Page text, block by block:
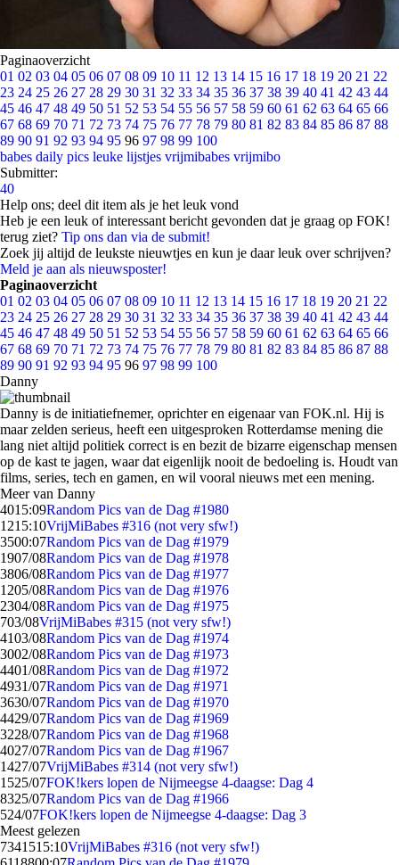
Paginaoverzicht
01 02 03 04 05 06 07 08 09 10 11 12 13 14 15 16 17 18 19 20 21 22
23 24 25 26 27 28 29 30 31 32 33 34 35 36 37 38 39 40 41 42 43 44
45 46 47 48 49 50 51 52 53 54 55 56 57 58 59 60 61 62 63 64 65 66
67 68 69 70 71 72 73 74 75 76 77 78 79 80 81 82 83 84 85 86 87 88
89 90 91 92 93 94 95 96 97 98 99 100
babes daily pics leuke lijstjes vrijmibabes vrijmibo
Submitter:
40
Help ons; deel dit item als je het leuk vond
Heb je een leuk of interessant bericht gevonden dat je graag op FOK!
terug ziet? Tip ons dan via de submit!
Zoek jij altijd de leukste nieuwtjes en kun je daar leuk over schrijven?
Meld je aan als nieuwsposter!
Paginaoverzicht
01 02 03 04 05 06 07 08 09 10 11 12 13 14 15 16 17 18 19 20 21 22
23 24 25 26 27 28 29 30 31 32 33 34 35 36 37 38 39 40 41 42 43 44
45 46 47 48 49 50 51 52 53 54 55 56 57 58 59 60 61 62 63 64 65 66
67 68 69 70 71 72 73 74 75 76 77 78 79 80 81 82 83 84 85 86 87 88
89 90 91 92 93 94 95 96 97 98 99 100
Danny
Danny is de initiatiefnemer, oprichter en eigenaar van FOK.nl. Hij is
maar zelden serieus, heeft een uitgesproken Rotterdamse mening die
lang niet altijd politiek correct is en bezit de bizarre eigenschap mensen
op de kast te jagen, waar dat eigenlijk nooit de bedoeling is. Houdt van
films, series, tech en gamen, en wil vooral nieuws met een mening.
Meer van Danny
4015:09Random Pics van de Dag #1980
1215:10VrijMiBabes #316 (not very sfw!)
3500:07Random Pics van de Dag #1979
1907/08Random Pics van de Dag #1978
3806/08Random Pics van de Dag #1977
1205/08Random Pics van de Dag #1976
2304/08Random Pics van de Dag #1975
703/08VrijMiBabes #315 (not very sfw!)
4103/08Random Pics van de Dag #1974
3002/08Random Pics van de Dag #1973
4401/08Random Pics van de Dag #1972
4931/07Random Pics van de Dag #1971
3630/07Random Pics van de Dag #1970
4429/07Random Pics van de Dag #1969
3228/07Random Pics van de Dag #1968
4027/07Random Pics van de Dag #1967
1427/07VrijMiBabes #314 (not very sfw!)
1525/07FOK!kers lopen de Nijmeegse 4-daagse: Dag 4
8325/07Random Pics van de Dag #1966
524/07FOK!kers lopen de Nijmeegse 4-daagse: Dag 3
Meest gelezen
7341515:10VrijMiBabes #316 (not very sfw!)